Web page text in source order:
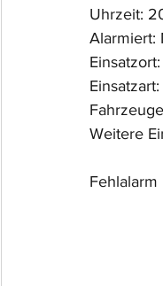
Uhrzeit:
Alarmiert:
Weitere
Fehlalarm